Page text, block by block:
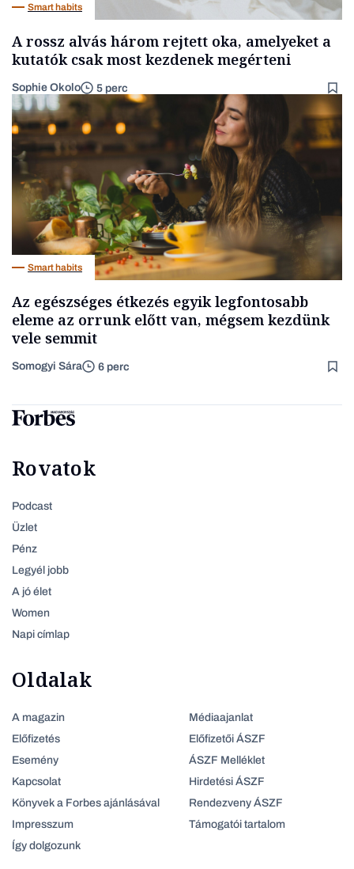
Smart habits
A rossz alvás három rejtett oka, amelyeket a
kutatók csak most kezdenek megérteni
Sophie Okolo 5 perc
Smart habits
Az egészséges étkezés egyik legfontosabb
eleme az orrunk előtt van, mégsem kezdünk
vele semmit
Somogyi Sára 6 perc
Rovatok
Podcast
Üzlet
Pénz
Legyél jobb
A jó élet
Women
Napi címlap
Oldalak
A magazin
Előfizetés
Esemény
Kapcsolat
Könyvek a Forbes ajánlásával
Impresszum
Így dolgozunk
Médiaajanlat
Előfizetői ÁSZF
ÁSZF Melléklet
Hirdetési ÁSZF
Rendezveny ÁSZF
Támogatói tartalom